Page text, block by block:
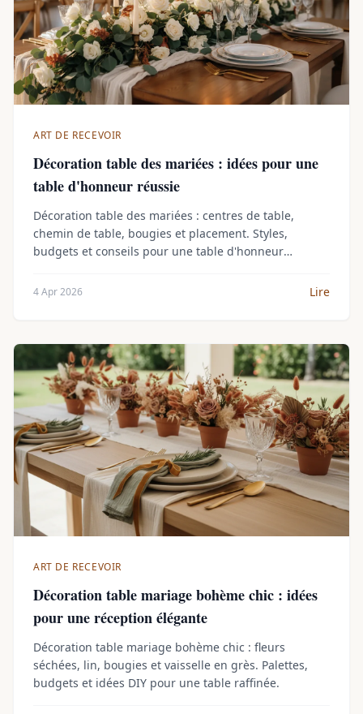
ART DE RECEVOIR
Décoration table des mariées : idées pour une
table d'honneur réussie
Décoration table des mariées : centres de table,
chemin de table, bougies et placement. Styles,
budgets et conseils pour une table d'honneur
4 Apr 2026 Lire
ART DE RECEVOIR
Décoration table mariage bohème chic : idées
pour une réception élégante
Décoration table mariage bohème chic : fleurs
séchées, lin, bougies et vaisselle en grès. Palettes,
budgets et idées DIY pour une table raffinée.